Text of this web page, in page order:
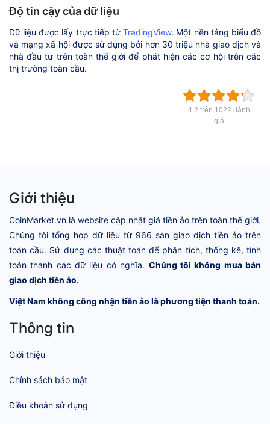
Độ tin cậy của dữ liệu
Dữ liệu được lấy trực tiếp từTradingView. Một nền tảng biểu đồ
và mạng xã hội được sử dụng bởi hơn 30 triệu nhà giao dịch và
nhà đầu tư trên toàn thế giới để phát hiện các cơ hội trên các
thị trường toàn cầu.
4.2 trên 1022 đánh
giá
Giới thiệu
CoinMarket.vn là website cập nhật giá tiền ảo trên toàn thế giới.
Chúng tôi tổng hợp dữ liệu từ 966 sàn giao dịch tiền ảo trên
toàn cầu. Sử dụng các thuật toán để phân tích, thống kê, tính
toán thành các dữ liệu có nghĩa. Chúng tôi không mua bán
giao dịch tiền ảo.
Việt Nam không công nhận tiền ảo là phương tiện thanh toán.
Thông tin
Giới thiệu
Chính sách bảo mật
Điều khoản sử dụng